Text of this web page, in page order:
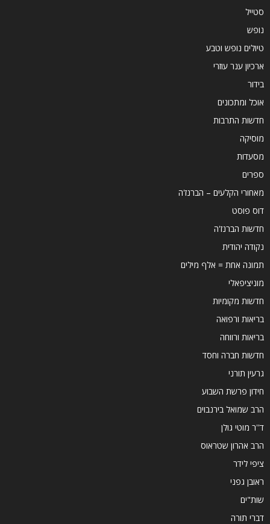
סטייל
נופש
טיולים נופש וטבע
ארכיון ענר עוזרי
בידור
אוכל ומתכונים
חדשות התרבות
מוסיקה
מסעדות
ספרים
מאחורי הקלעים – הברנז'ה
דוס פוסט
חדשות הברנז'ה
נקודה יהודית
תמונה אחת = אלף מילים
מוניציפאלי
חדשות מקומיות
בריאות ורפואה
בריאות ורווחה
חדשות חברה וחסד
גרעין תורני
חידון פרשת השבוע
הרב שמואל בירנבוים
ד''ר מוטי גולן
הרב אהרון שטראוס
ציפי לידר
ראובן גפני
שות"ים
דברי תורה